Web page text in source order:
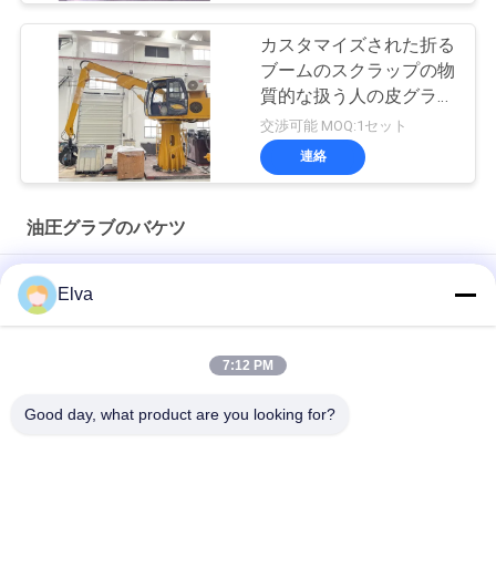
カスタマイズされた折る
ブームのスクラップの物
質的な扱う人の皮グラブ
19 Mpa
交渉可能 MOQ:1セット
連絡
油圧グラブのバケツ
15cbm Clamshell Grab Bucket 無線リモコン
第一次製品のためにリモート・コントロール12CBMラジオのク
Elva
7:12 PM
Good day, what product are you looking for?